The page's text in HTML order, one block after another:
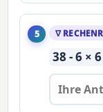
5 ∇
38 - 6 × 6